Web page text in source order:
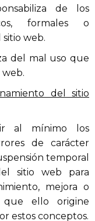
de los
formales o
web.
del mal uso que
web.
del sitio
al mínimo los
de carácter
temporal
sitio web para
mejora o
que ello origine
estos conceptos.